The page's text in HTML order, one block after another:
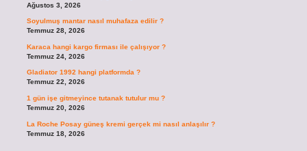
Ağustos 3, 2026
Soyulmuş mantar nasıl muhafaza edilir ?
Temmuz 28, 2026
Karaca hangi kargo firması ile çalışıyor ?
Temmuz 24, 2026
Gladiator 1992 hangi platformda ?
Temmuz 22, 2026
1 gün işe gitmeyince tutanak tutulur mu ?
Temmuz 20, 2026
La Roche Posay güneş kremi gerçek mi nasıl anlaşılır ?
Temmuz 18, 2026